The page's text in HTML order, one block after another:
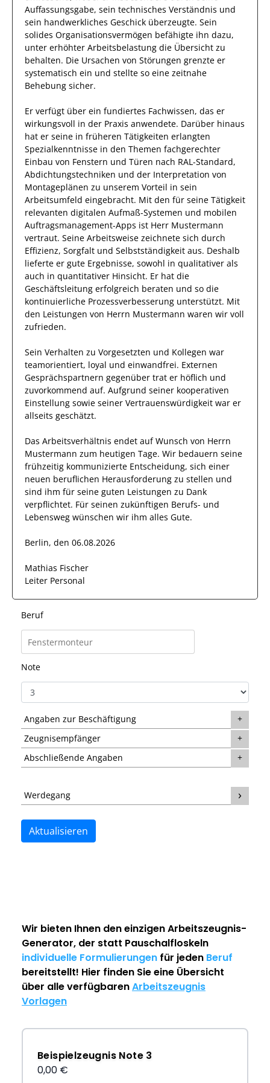
Auffassungsgabe, sein technisches Verständnis und
sein handwerkliches Geschick überzeugte. Sein
solides Organisationsvermögen befähigte ihn dazu,
unter erhöhter Arbeitsbelastung die Übersicht zu
behalten. Die Ursachen von Störungen grenzte er
systematisch ein und stellte so eine zeitnahe
Behebung sicher.
Er verfügt über ein fundiertes Fachwissen, das er
wirkungsvoll in der Praxis anwendete. Darüber hinaus
hat er seine in früheren Tätigkeiten erlangten
Spezialkenntnisse in den Themen fachgerechter
Einbau von Fenstern und Türen nach RAL-Standard,
Abdichtungstechniken und der Interpretation von
Montageplänen zu unserem Vorteil in sein
Arbeitsumfeld eingebracht. Mit den für seine Tätigkeit
relevanten digitalen Aufmaß-Systemen und mobilen
Auftragsmanagement-Apps ist Herr Mustermann
vertraut. Seine Arbeitsweise zeichnete sich durch
Effizienz, Sorgfalt und Selbstständigkeit aus. Deshalb
lieferte er gute Ergebnisse, sowohl in qualitativer als
auch in quantitativer Hinsicht. Er hat die
Geschäftsleitung erfolgreich beraten und so die
kontinuierliche Prozessverbesserung unterstützt. Mit
den Leistungen von Herrn Mustermann waren wir voll
zufrieden.
Sein Verhalten zu Vorgesetzten und Kollegen war
teamorientiert, loyal und einwandfrei. Externen
Gesprächspartnern gegenüber trat er höflich und
zuvorkommend auf. Aufgrund seiner kooperativen
Einstellung sowie seiner Vertrauenswürdigkeit war er
allseits geschätzt.
Das Arbeitsverhältnis endet auf Wunsch von Herrn
Mustermann zum heutigen Tage. Wir bedauern seine
frühzeitig kommunizierte Entscheidung, sich einer
neuen beruflichen Herausforderung zu stellen und
sind ihm für seine guten Leistungen zu Dank
verpflichtet. Für seinen zukünftigen Berufs- und
Lebensweg wünschen wir ihm alles Gute.
Berlin, den 06.08.2026
Mathias Fischer
Leiter Personal
Beruf
Note
Angaben zur Beschäftigung
Zeugnisempfänger
Abschließende Angaben
Werdegang
Aktualisieren
Wir bieten Ihnen den einzigenArbeitszeugnis-
Generator, der statt Pauschalfloskeln
individuelle Formulierungen für jeden Beruf
bereitstellt! Hier finden Sie eine Übersicht
über alle verfügbarenArbeitszeugnis
Vorlagen
Beispielzeugnis Note 3
0,00 €